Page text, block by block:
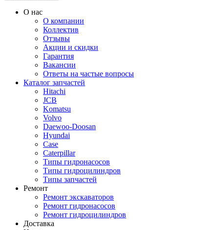
О нас
О компании
Коллектив
Отзывы
Акции и скидки
Гарантия
Вакансии
Ответы на частые вопросы
Каталог запчастей
Hitachi
JCB
Komatsu
Volvo
Daewoo-Doosan
Hyundai
Case
Caterpillar
Типы гидронасосов
Типы гидроцилиндров
Типы запчастей
Ремонт
Ремонт экскаваторов
Ремонт гидронасосов
Ремонт гидроцилиндров
Доставка